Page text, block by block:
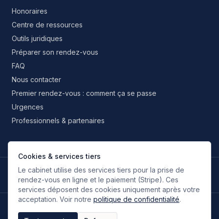
Cookies & services tiers
Le cabinet utilise des services tiers pour la prise de
rendez-vous en ligne et le paiement (Stripe). Ces
services déposent des cookies uniquement après votre
acceptation. Voir notre politique de confidentialité.
Honoraires
Centre de ressources
Outils juridiques
Préparer son rendez-vous
FAQ
Nous contacter
Premier rendez-vous : comment ça se passe
Urgences
Professionnels & partenaires
LANGUES DE TRAVAIL
🇫🇷
Français
FR🇬🇧
Anglais
EN🇮🇹
ItalienIT🇪🇸
Espagnol
ES 🇷🇺
RusseRU🇮🇷
Persan
FA
Site conçu sur une idée originale de zIA digital.